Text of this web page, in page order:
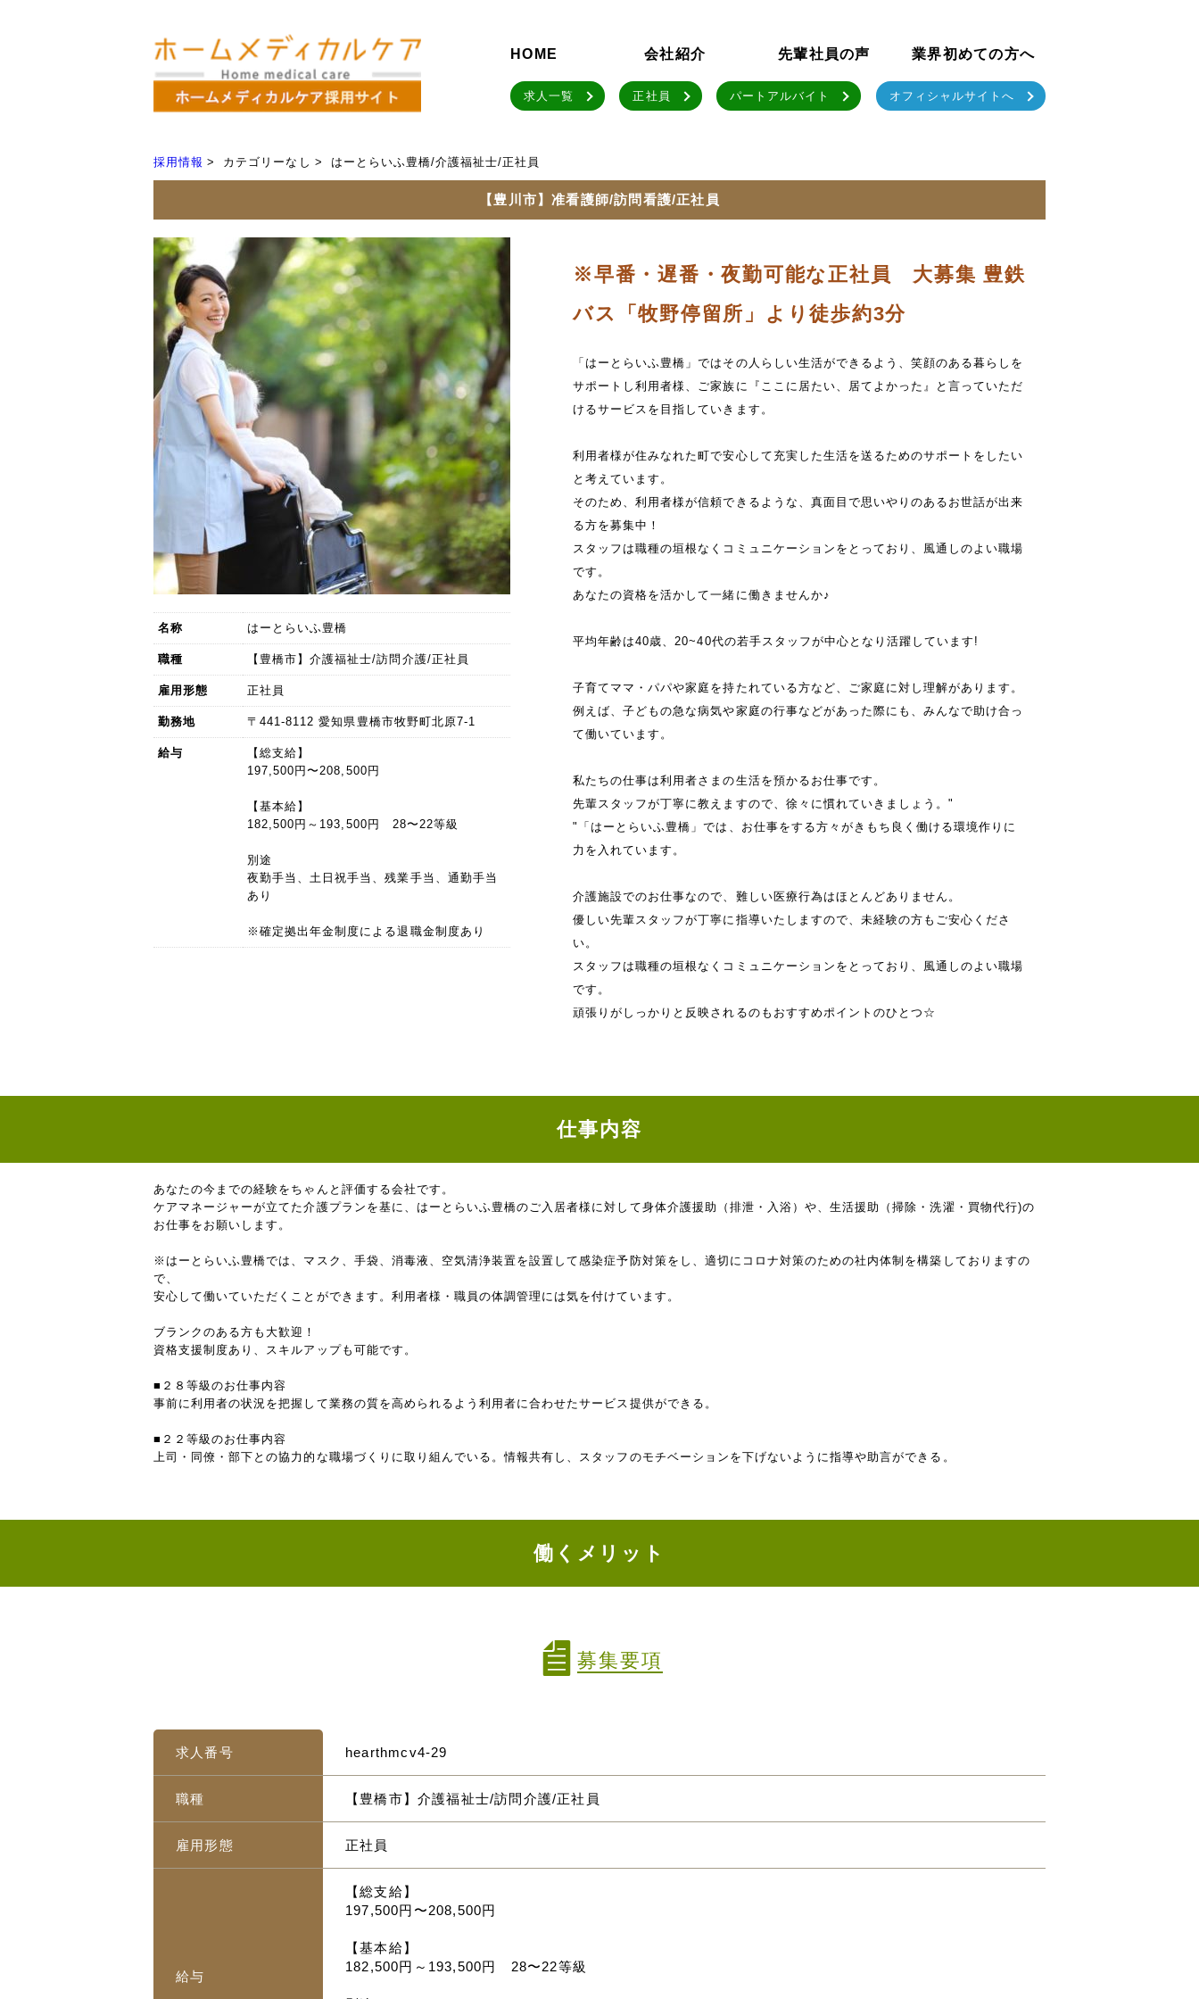
HOME 会社紹介 先輩社員の声 業界初めての方へ
求人一覧 正社員 パートアルバイト オフィシャルサイトへ
採用情報 カテゴリーなし はーとらいふ豊橋/介護福祉士/正社員
【豊川市】准看護師/訪問看護/正社員
名称 はーとらいふ豊橋
職種 【豊橋市】介護福祉士/訪問介護/正社員
雇用形態 正社員
勤務地 〒441-8112 愛知県豊橋市牧野町北原7-1
給与
【総支給】
197,500円〜208,500円
【基本給】
182,500円～193,500円 28〜22等級
別途
夜勤手当、土日祝手当、残業手当、通勤手当
あり
※確定拠出年金制度による退職金制度あり
※早番・遅番・夜勤可能な正社員 大募集 豊鉄
バス「牧野停留所」より徒歩約3分
「はーとらいふ豊橋」ではその人らしい生活ができるよう、笑顔のある暮らしを
サポートし利用者様、ご家族に『ここに居たい、居てよかった』と言っていただ
けるサービスを目指していきます。
利用者様が住みなれた町で安心して充実した生活を送るためのサポートをしたい
と考えています。
そのため、利用者様が信頼できるような、真面目で思いやりのあるお世話が出来
る方を募集中！
スタッフは職種の垣根なくコミュニケーションをとっており、風通しのよい職場
です。
あなたの資格を活かして一緒に働きませんか♪
平均年齢は40歳、20~40代の若手スタッフが中心となり活躍しています!
子育てママ・パパや家庭を持たれている方など、ご家庭に対し理解があります。
例えば、子どもの急な病気や家庭の行事などがあった際にも、みんなで助け合っ
て働いています。
私たちの仕事は利用者さまの生活を預かるお仕事です。
先輩スタッフが丁寧に教えますので、徐々に慣れていきましょう。"
"「はーとらいふ豊橋」では、お仕事をする方々がきもち良く働ける環境作りに
力を入れています。
介護施設でのお仕事なので、難しい医療行為はほとんどありません。
優しい先輩スタッフが丁寧に指導いたしますので、未経験の方もご安心くださ
い。
スタッフは職種の垣根なくコミュニケーションをとっており、風通しのよい職場
です。
頑張りがしっかりと反映されるのもおすすめポイントのひとつ☆
仕事内容
あなたの今までの経験をちゃんと評価する会社です。
ケアマネージャーが立てた介護プランを基に、はーとらいふ豊橋のご入居者様に対して身体介護援助（排泄・入浴）や、生活援助（掃除・洗濯・買物代行)の
お仕事をお願いします。
※はーとらいふ豊橋では、マスク、手袋、消毒液、空気清浄装置を設置して感染症予防対策をし、適切にコロナ対策のための社内体制を構築しておりますの
で、
安心して働いていただくことができます。利用者様・職員の体調管理には気を付けています。
ブランクのある方も大歓迎！
資格支援制度あり、スキルアップも可能です。
■２８等級のお仕事内容
事前に利用者の状況を把握して業務の質を高められるよう利用者に合わせたサービス提供ができる。
■２２等級のお仕事内容
上司・同僚・部下との協力的な職場づくりに取り組んでいる。情報共有し、スタッフのモチベーションを下げないように指導や助言ができる。
働くメリット
募集要項
求人番号 hearthmcv4-29
職種 【豊橋市】介護福祉士/訪問介護/正社員
雇用形態 正社員
給与
【総支給】
197,500円〜208,500円
【基本給】
182,500円～193,500円 28〜22等級